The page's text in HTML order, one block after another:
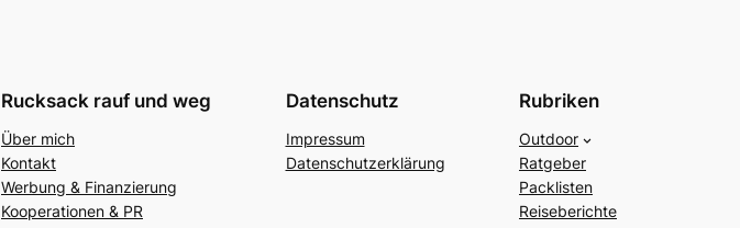
Rucksack rauf und weg
Über mich
Kontakt
Werbung & Finanzierung
Kooperationen & PR
Datenschutz
Impressum
Datenschutzerklärung
Rubriken
Outdoor
Ratgeber
Packlisten
Reiseberichte